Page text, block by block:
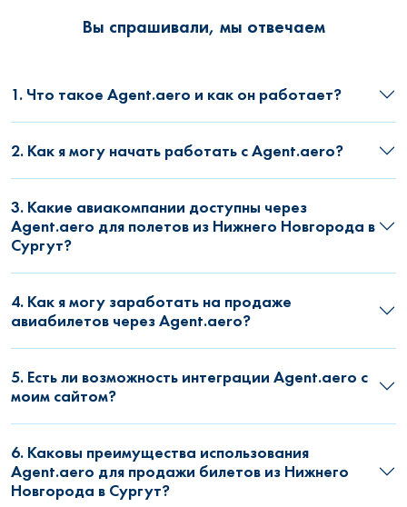
Вы спрашивали, мы отвечаем
1. Что такое Agent.aero и как он работает?
2. Как я могу начать работать с Agent.aero?
3. Какие авиакомпании доступны через
Agent.aero для полетов из Нижнего Новгорода в
Сургут?
4. Как я могу заработать на продаже
авиабилетов через Agent.aero?
5. Есть ли возможность интеграции Agent.aero с
моим сайтом?
6. Каковы преимущества использования
Agent.aero для продажи билетов из Нижнего
Новгорода в Сургут?